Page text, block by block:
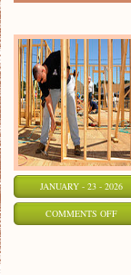
JANUARY - 23 - 2026
COMMENTS OFFON